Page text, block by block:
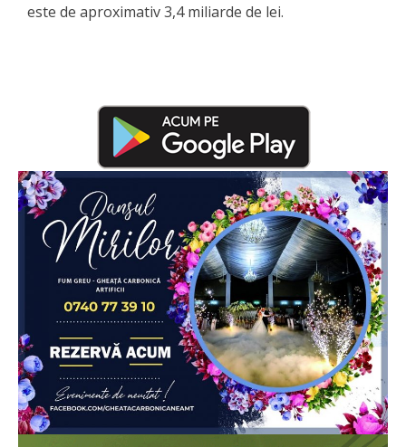
este de aproximativ 3,4 miliarde de lei.